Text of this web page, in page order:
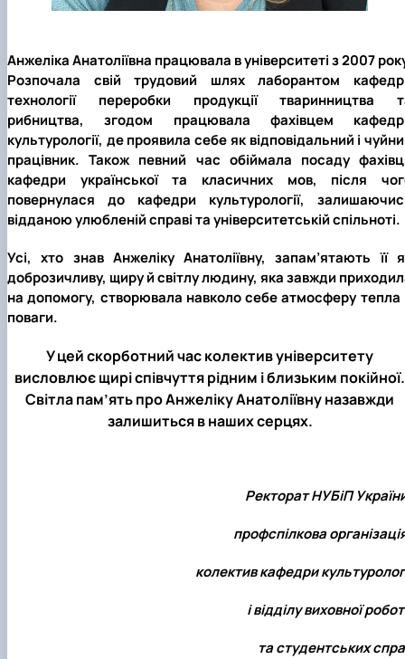
Анжеліка Анатоліївна працювала в університеті з 2007
Розпочала свій трудовий шлях лаборантом
технології переробки продукції тваринництва
рибництва, згодом працювала фахівцем
культурології, де проявила себе як відповідальний і
працівник. Також певний час обіймала посаду
кафедри української та класичних мов, після
повернулася до кафедри культурології,
відданою улюбленій справі та університетській спільноті.
Усі, хто знав Анжеліку Анатоліївну, запам’ятають її
доброзичливу, щиру й світлу людину, яка завжди
на допомогу, створювала навколо себе атмосферу тепла
поваги.
У цей скорботний час колектив університету
висловлює щирі співчуття рідним і близьким покійної.
Світла пам’ять про Анжеліку Анатоліївну назавжди
залишиться в наших серцях.
Ректорат НУБіП
профспілкова
колективкафедри
і відділу виховної
та студентських